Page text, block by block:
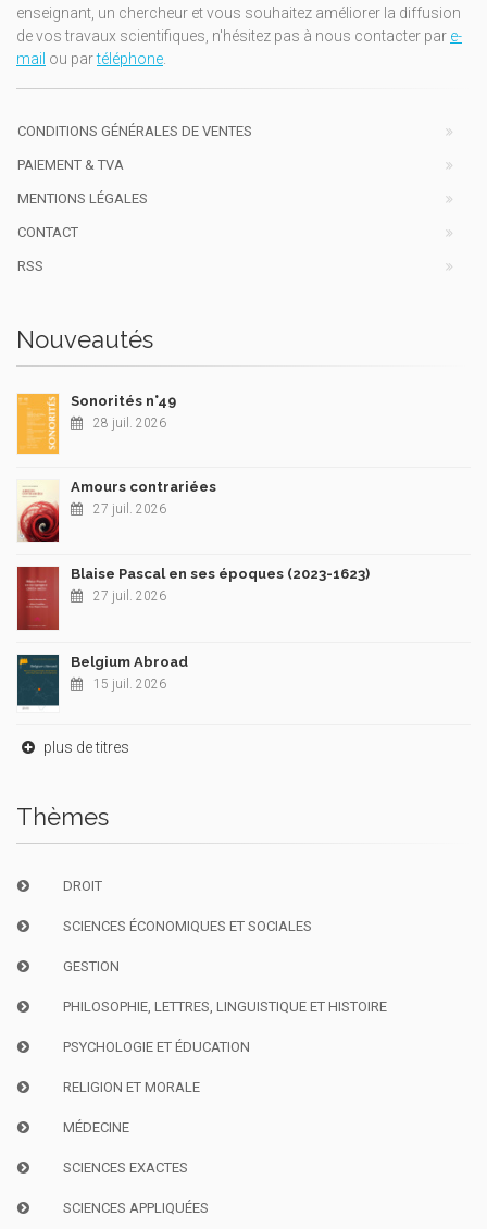
enseignant, un chercheur et vous souhaitez améliorer la diffusion
de vos travaux scientifiques, n'hésitez pas à nous contacter par e-
mail ou partéléphone
CONDITIONS GÉNÉRALES DE VENTES
PAIEMENT & TVA
MENTIONS LÉGALES
CONTACT
RSS
Nouveautés
Sonorités n°49
28 juil. 2026
Amours contrariées
27 juil. 2026
Blaise Pascal en ses époques (2023-1623)
27 juil. 2026
Belgium Abroad
15 juil. 2026
plus de titres
Thèmes
DROIT
SCIENCES ÉCONOMIQUES ET SOCIALES
GESTION
PHILOSOPHIE, LETTRES, LINGUISTIQUE ET HISTOIRE
PSYCHOLOGIE ET ÉDUCATION
RELIGION ET MORALE
MÉDECINE
SCIENCES EXACTES
SCIENCES APPLIQUÉES